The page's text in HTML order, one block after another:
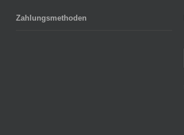
Zahlungsmethoden